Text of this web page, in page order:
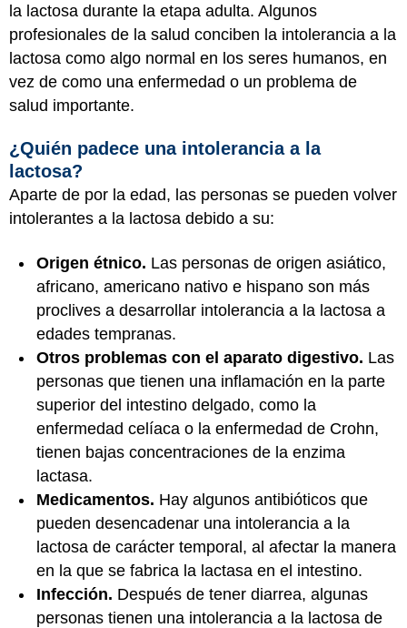
la lactosa durante la etapa adulta. Algunos
profesionales de la salud conciben la intolerancia a la
lactosa como algo normal en los seres humanos, en
vez de como una enfermedad o un problema de
salud importante.
¿Quién padece una intolerancia a la
lactosa?
Aparte de por la edad, las personas se pueden volver
intolerantes a la lactosa debido a su:
Origen étnico. Las personas de origen asiático,
africano, americano nativo e hispano son más
proclives a desarrollar intolerancia a la lactosa a
edades tempranas.
Otros problemas con el aparato digestivo. Las
personas que tienen una inflamación en la parte
superior del intestino delgado, como la
enfermedad celíaca o la enfermedad de Crohn,
tienen bajas concentraciones de la enzima
lactasa.
Medicamentos. Hay algunos antibióticos que
pueden desencadenar una intolerancia a la
lactosa de carácter temporal, al afectar la manera
en la que se fabrica la lactasa en el intestino.
Infección. Después de tener diarrea, algunas
personas tienen una intolerancia a la lactosa de